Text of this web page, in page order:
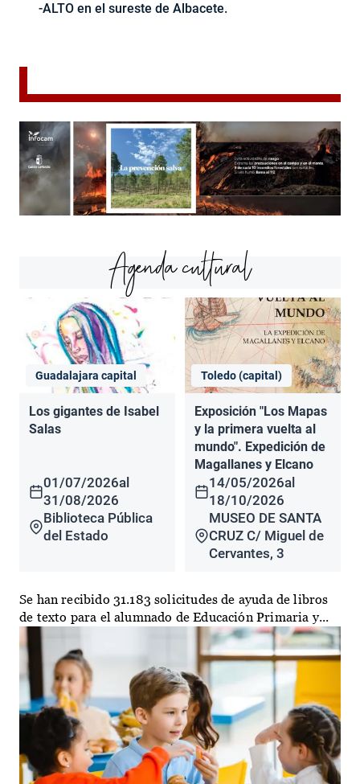
-ALTO en el sureste de Albacete.
Agenda cultural
Guadalajara capital
Los gigantes de Isabel
Salas
01/07/2026al
31/08/2026
Biblioteca Pública
del Estado
Toledo (capital)
Exposición "Los Mapas
y la primera vuelta al
mundo". Expedición de
Magallanes y Elcano
14/05/2026al
18/10/2026
MUSEO DE SANTA
CRUZ C/ Miguel de
Cervantes, 3
Se han recibido 31.183 solicitudes de ayuda de libros
de texto para el alumnado de Educación Primaria y...